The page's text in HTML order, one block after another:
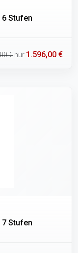
6 Stufen
€ nur 1.596,00 €
7 Stufen